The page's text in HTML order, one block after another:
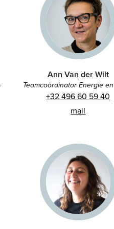
Ann Van der Wilt
Teamcoördinator Energie
+32 496 60 59 40
mail